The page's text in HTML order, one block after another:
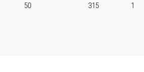
50 315 1